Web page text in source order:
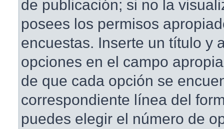
de publicación; si no la
posees los permisos
encuestas. Inserte un título y
opciones en el campo
de que cada opción se
correspondiente línea del
puedes elegir el número de